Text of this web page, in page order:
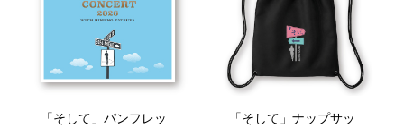
「そして」パンフレッ
「そして」ナップサッ